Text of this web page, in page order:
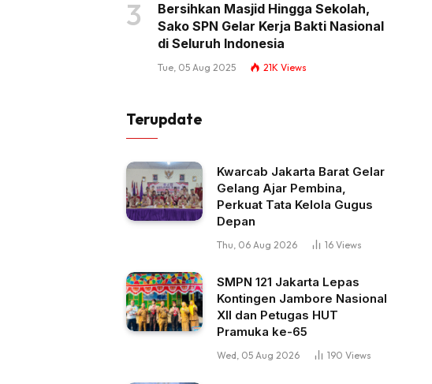
Bersihkan Masjid Hingga Sekolah,
Sako SPN Gelar Kerja Bakti Nasional
di Seluruh Indonesia
Tue, 05 Aug 2025 21K Views
Terupdate
Kwarcab Jakarta Barat Gelar
Gelang Ajar Pembina,
Perkuat Tata Kelola Gugus
Depan
Thu, 06 Aug 2026 16 Views
SMPN 121 Jakarta Lepas
Kontingen Jambore Nasional
XII dan Petugas HUT
Pramuka ke-65
Wed, 05 Aug 2026 190 Views